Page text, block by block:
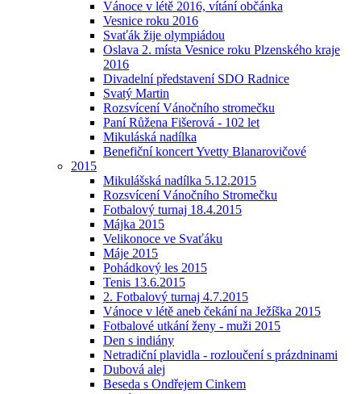
Vánoce v létě 2016, vítání občánka
Vesnice roku 2016
Svaťák žije olympiádou
Oslava 2. místa Vesnice roku Plzenského kraje
2016
Divadelní představení SDO Radnice
Svatý Martin
Rozsvícení Vánočního stromečku
Paní Růžena Fišerová - 102 let
Mikuláská nadílka
Benefiční koncert Yvetty Blanarovičové
2015
Mikulášská nadílka 5.12.2015
Rozsvícení Vánočního Stromečku
Fotbalový turnaj 18.4.2015
Májka 2015
Velikonoce ve Svaťáku
Máje 2015
Pohádkový les 2015
Tenis 13.6.2015
2. Fotbalový turnaj 4.7.2015
Vánoce v létě aneb čekání na Ježíška 2015
Fotbalové utkání ženy - muži 2015
Den s indiány
Netradiční plavidla - rozloučení s prázdninami
Dubová alej
Beseda s Ondřejem Cinkem